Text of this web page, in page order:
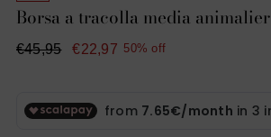
Borsa a tracolla media animalier
Regular
€45,95 €22,97 50% off